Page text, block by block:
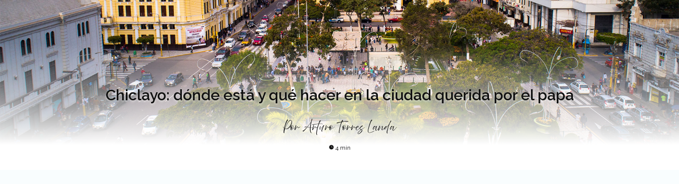
Chiclayo: dónde está y qué hacer en la ciudad querida por el papa
PorArturo Torres Landa
4 min